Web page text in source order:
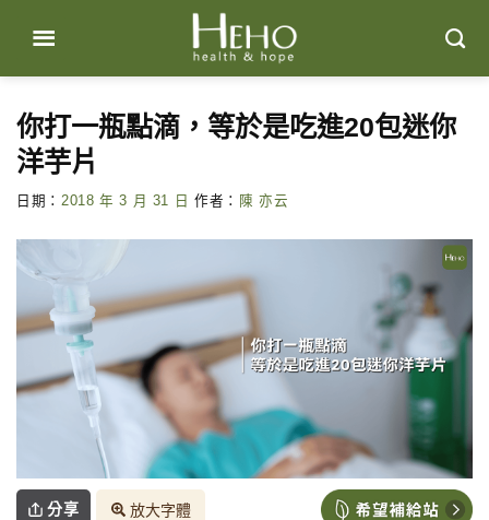
content
你打一瓶點滴，等於是吃進20包迷你
洋芋片
日期： 2018 年 3 月 31 日 作者： 陳 亦云
分享 放大字體